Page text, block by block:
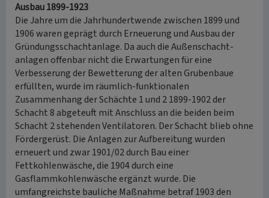
Ausbau 1899-1923
Die Jahre um die Jahrhundertwende zwischen 1899 und
1906 waren geprägt durch Erneuerung und Ausbau der
Gründungsschachtanlage. Da auch die Au­ßenschacht­
anlagen offenbar nicht die Erwartungen für eine
Verbesserung der Bewetterung der alten Grubenbaue
erfüllten, wurde im räumlich-funktionalen
Zusammenhang der Schächte 1 und 2 1899-1902 der
Schacht 8 abgeteuft mit Anschluss an die beiden beim
Schacht 2 stehenden Ventilatoren. Der Schacht blieb ohne
Fördergerüst. Die Anlagen zur Aufbereitung wurden
erneuert und zwar 1901/02 durch Bau einer
Fettkohlenwäsche, die 1904 durch eine
Gasflammkohlenwäsche ergänzt wurde. Die
umfangreichste bauliche Maßnahme betraf 1903 den